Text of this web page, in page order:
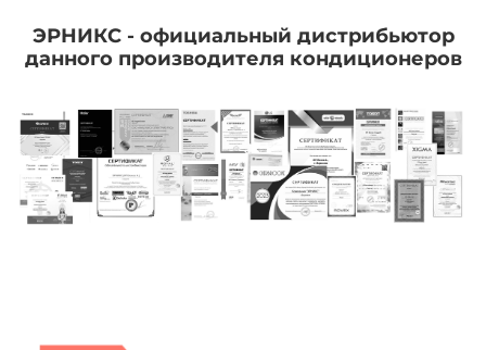
ЭРНИКС - официальный дистрибьютор
данного производителя кондиционеров